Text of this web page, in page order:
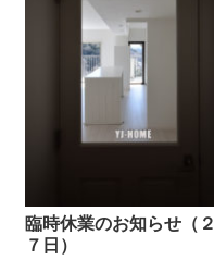
臨時休業のお知らせ（２
７日）